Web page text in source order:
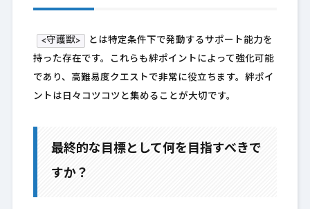
<守護獣> とは特定条件下で発動するサポート能力を
持った存在です。これらも絆ポイントによって強化可能
であり、高難易度クエストで非常に役立ちます。絆ポイ
ントは日々コツコツと集めることが大切です。
最終的な目標として何を目指すべきで
すか？